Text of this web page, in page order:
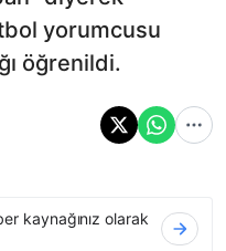
yorumcusu
öğrenildi.
kaynağınız olarak